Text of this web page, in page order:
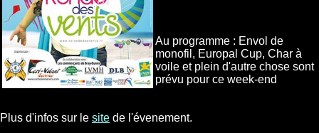
Au programme : Envol de
monofil, Europal Cup, Char à
voile et plein d'autre chose sont
prévu pour ce week-end
Plus d'infos sur le site de l'évenement.